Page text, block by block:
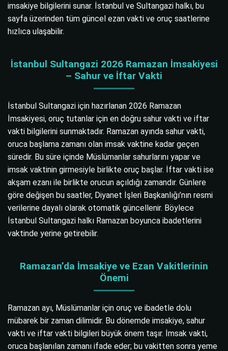
imsakiye bilgilerini sunar. İstanbul ve Sultangazi halkı, bu
sayfa üzerinden tüm güncel ezan vakti ve oruç saatlerine
hızlıca ulaşabilir.
İstanbul Sultangazi 2026 Ramazan İmsakiyesi
– Sahur ve İftar Vakti
İstanbul Sultangazi için hazırlanan 2026 Ramazan
İmsakiyesi, oruç tutanlar için en doğru sahur vakti ve iftar
vakti bilgilerini sunmaktadır. Ramazan ayında sahur vakti,
oruca başlama zamanı olan imsak vaktine kadar geçen
süredir. Bu süre içinde Müslümanlar sahurlarını yapar ve
imsak vaktinin girmesiyle birlikte oruç başlar. İftar vakti ise
akşam ezanı ile birlikte orucun açıldığı zamandır. Günlere
göre değişen bu saatler, Diyanet İşleri Başkanlığı’nın resmi
verilerine dayalı olarak otomatik güncellenir. Böylece
İstanbul Sultangazi halkı Ramazan boyunca ibadetlerini
vaktinde yerine getirebilir.
Ramazan’da İmsakiye ve Ezan Vakitlerinin
Önemi
Ramazan ayı, Müslümanlar için oruç ve ibadetle dolu
mübarek bir zaman dilimidir. Bu dönemde imsakiye, sahur
vakti ve iftar vakti bilgileri büyük önem taşır. İmsak vakti,
oruca başlanılan zamanı ifade eder; bu vakitten sonra yeme